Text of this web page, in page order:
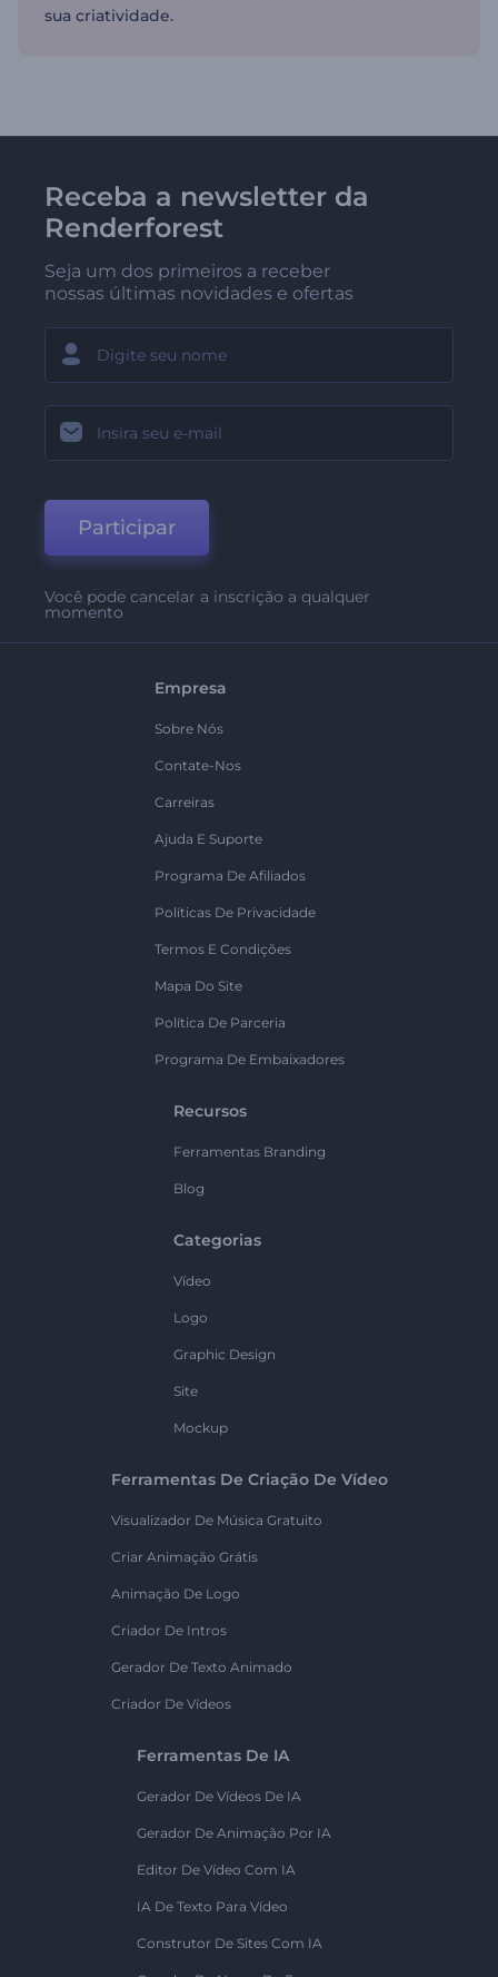
sua criatividade.
Receba a newsletter da
Renderforest
Seja um dos primeiros a receber
nossas últimas novidades e ofertas
Participar
Você pode cancelar a inscrição a qualquer
momento
Empresa
Sobre Nós
Contate-Nos
Carreiras
Ajuda E Suporte
Programa De Afiliados
Políticas De Privacidade
Termos E Condições
Mapa Do Site
Política De Parceria
Programa De Embaixadores
Recursos
Ferramentas Branding
Blog
Categorias
Vídeo
Logo
Graphic Design
Site
Mockup
Ferramentas De Criação De Vídeo
Visualizador De Música Gratuito
Criar Animação Grátis
Animação De Logo
Criador De Intros
Gerador De Texto Animado
Criador De Vídeos
Ferramentas De IA
Gerador De Vídeos De IA
Gerador De Animação Por IA
Editor De Vídeo Com IA
IA De Texto Para Vídeo
Construtor De Sites Com IA